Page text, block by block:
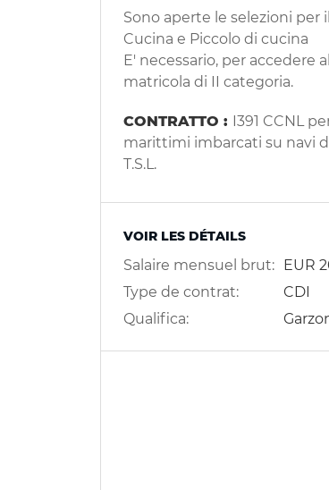
Sono aperte le selezioni
Cucina e Piccolo di cucina
E' necessario, per accedere
matricola di II categoria.
CONTRATTO : I391 CCNL
marittimi imbarcati su navi
T.S.L.
VOIR LES DÉTAILS
Salaire mensuel brut: EUR
Type de contrat:
CDI
Qualifica: